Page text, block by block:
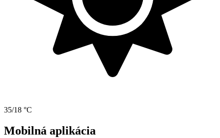
35/18 °C
Mobilná aplikácia